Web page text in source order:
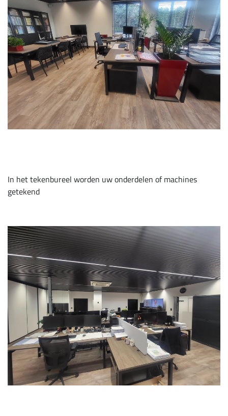
In het tekenbureel worden uw onderdelen of machines
getekend